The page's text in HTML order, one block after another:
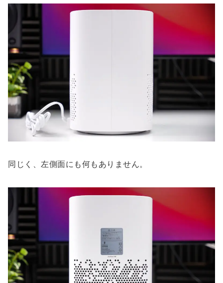
同じく、左側面にも何もありません。